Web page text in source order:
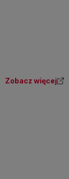
Zobacz więcej